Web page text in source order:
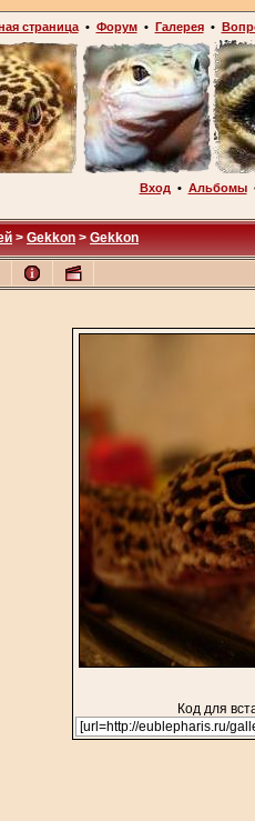
страница• Форум• Галерея•
Вход • Альбомы
> Gekkon > Gekkon
Код для